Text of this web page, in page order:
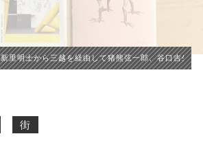
新里明士から三越を経由して猪熊弦一郎、谷口吉生
街